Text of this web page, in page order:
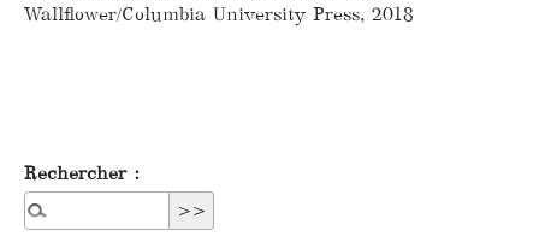
Wallflower/Columbia University Press, 2018
Rechercher :